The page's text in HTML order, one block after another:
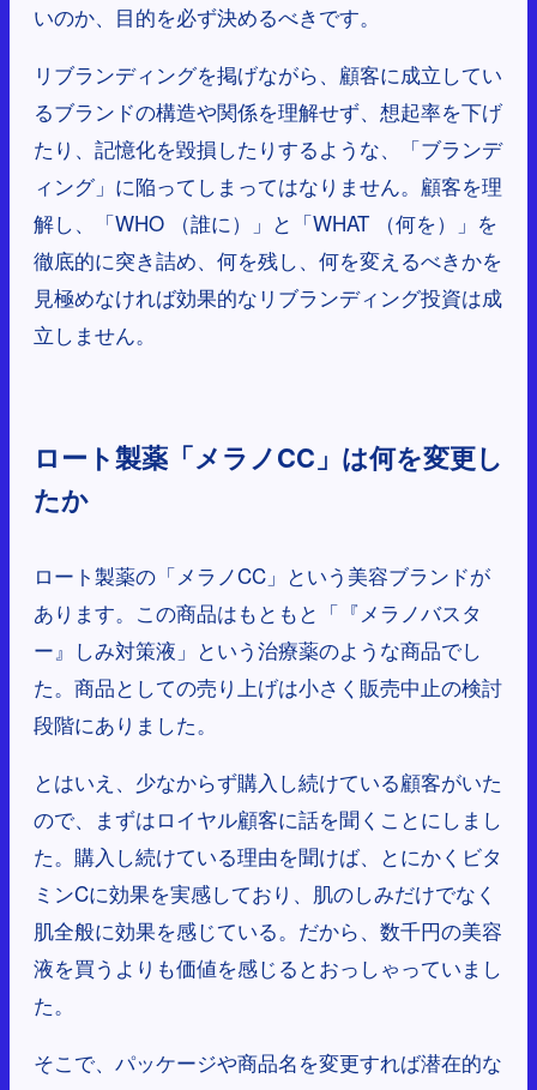
いのか、目的を必ず決めるべきです。
リブランディングを掲げながら、顧客に成立してい
るブランドの構造や関係を理解せず、想起率を下げ
たり、記憶化を毀損したりするような、「ブランデ
ィング」に陥ってしまってはなりません。顧客を理
解し、「WHO （誰に）」と「WHAT （何を）」を
徹底的に突き詰め、何を残し、何を変えるべきかを
見極めなければ効果的なリブランディング投資は成
立しません。
ロート製薬「メラノCC」は何を変更し
たか
ロート製薬の「メラノCC」という美容ブランドが
あります。この商品はもともと「『メラノバスタ
ー』しみ対策液」という治療薬のような商品でし
た。商品としての売り上げは小さく販売中止の検討
段階にありました。
とはいえ、少なからず購入し続けている顧客がいた
ので、まずはロイヤル顧客に話を聞くことにしまし
た。購入し続けている理由を聞けば、とにかくビタ
ミンCに効果を実感しており、肌のしみだけでなく
肌全般に効果を感じている。だから、数千円の美容
液を買うよりも価値を感じるとおっしゃっていまし
た。
そこで、パッケージや商品名を変更すれば潜在的な